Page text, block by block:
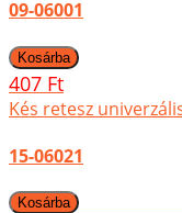
09-06001
407 Ft
Kés retesz
15-06021